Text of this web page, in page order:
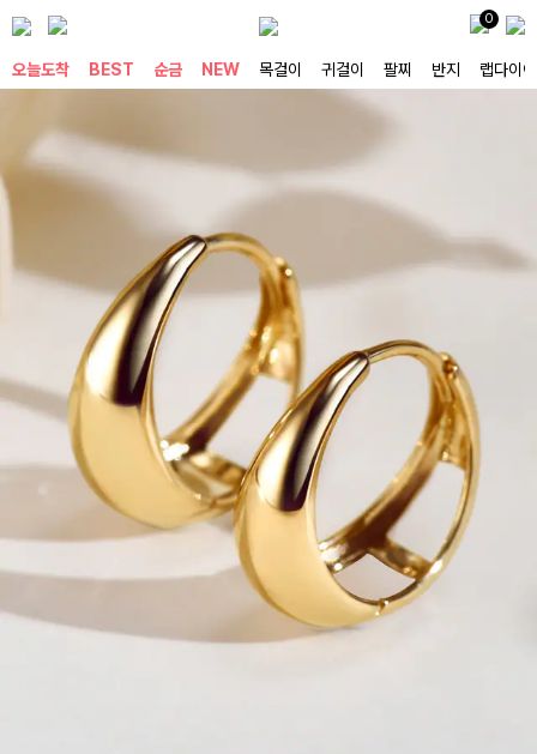
0
오늘도착 BEST 순금 NEW 목걸이 귀걸이 팔찌 반지 랩다이아